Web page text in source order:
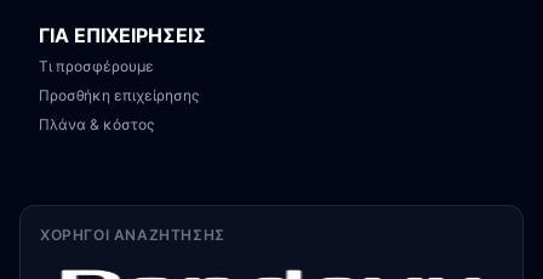
ΓΙΑ ΕΠΙΧΕΙΡΗΣΕΙΣ
Τι προσφέρουμε
Προσθήκη επιχείρησης
Πλάνα & κόστος
ΧΟΡΗΓΟΊ ΑΝΑΖΉΤΗΣΗΣ